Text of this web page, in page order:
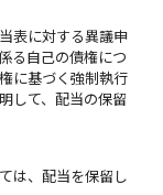
表に対する異議申
る自己の債権につ
に基づく強制執行
して、配当の保留
は、配当を保留し